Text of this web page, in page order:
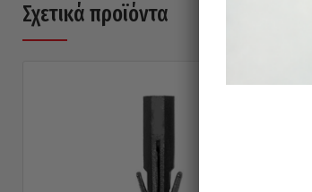
Σχετικά προϊόντα